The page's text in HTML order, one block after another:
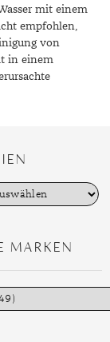
mit einem
empfohlen,
von
in einem
MARKEN